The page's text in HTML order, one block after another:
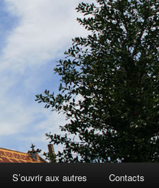
S’ouvrir aux autres Contacts